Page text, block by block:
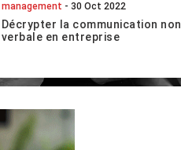
management - 30 Oct 2022
Décrypter la communication non
verbale en entreprise
communication avec l’autre ne se
la voix, refr...